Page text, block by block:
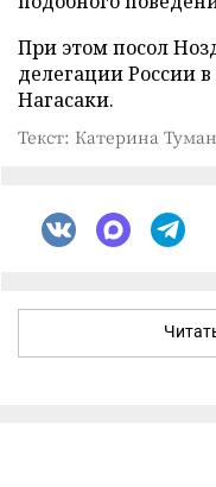
При этом посол
делегации России
Нагасаки.
Текст: Катерина